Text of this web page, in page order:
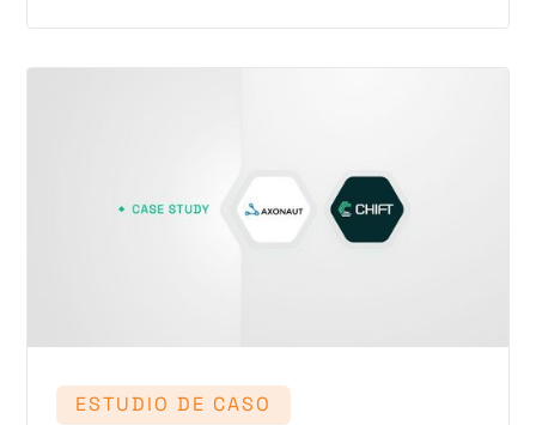
ESTUDIO DE CASO